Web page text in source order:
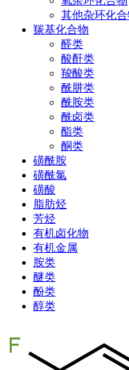
其他杂环化合
羰基化合物
醛类
酸酐类
羧酸类
酰肼类
酰胺类
酰卤类
酯类
酮类
磺酰胺
磺酰氯
磺酸
脂肪烃
芳烃
有机卤化物
有机金属
胺类
醚类
酚类
醇类